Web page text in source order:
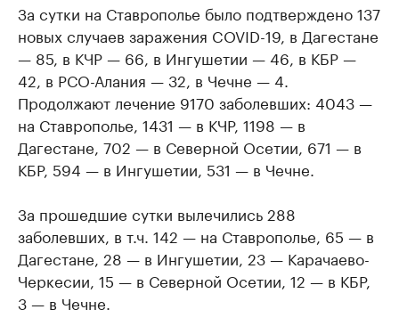
За сутки на Ставрополье было подтверждено 137
новых случаев заражения COVID-19, в Дагестане
— 85, в КЧР — 66, в Ингушетии — 46, в КБР —
42, в РСО-Алания — 32, в Чечне — 4.
Продолжают лечение 9170 заболевших: 4043 —
на Ставрополье, 1431 — в КЧР, 1198 — в
Дагестане, 702 — в Северной Осетии, 671 — в
КБР, 594 — в Ингушетии, 531 — в Чечне.
За прошедшие сутки вылечились 288
заболевших, в т.ч. 142 — на Ставрополье, 65 — в
Дагестане, 28 — в Ингушетии, 23 — Карачаево-
Черкесии, 15 — в Северной Осетии, 12 — в КБР,
3 — в Чечне.